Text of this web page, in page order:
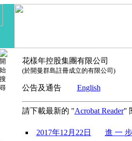
花樣年控股集團有限公司
(於開曼群島註冊成立的有限公司)
公告及通告 English
請下載最新的 "Acrobat Reader"
2017年12月22日
進 一